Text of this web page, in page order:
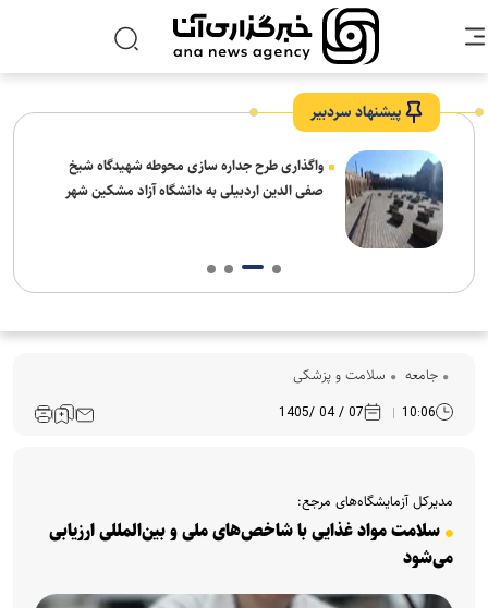
پیشنهاد سردبیر
واگذاری طرح جداره سازی محوطه شهیدگاه شیخ
صفی الدین اردبیلی به دانشگاه آزاد مشکین شهر
جامعه سلامت و پزشکی
10:06
07 / 04 /1405
مدیرکل آزمایشگاه‌های مرجع:
سلامت مواد غذایی با شاخص‌های ملی و بین‌المللی ارزیابی
می‌شود